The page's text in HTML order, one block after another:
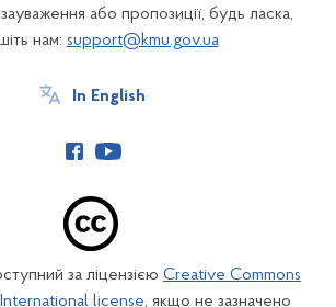
або пропозиції, будь ласка,
нам: support@kmu.gov.ua
In English
за ліцензією Creative Commons
license, якщо не зазначено